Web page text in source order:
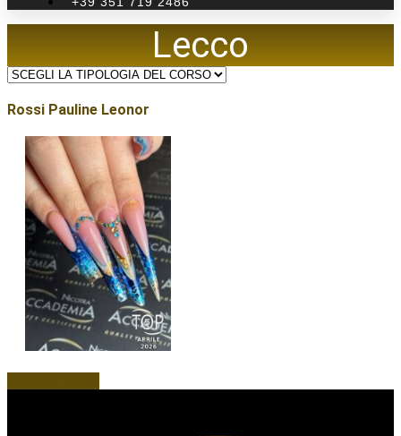
Lecco
Rossi Pauline Leonor